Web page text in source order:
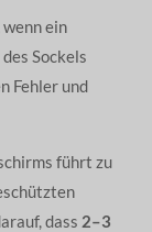
ein
Sockels
Fehler und
führt zu
dass 2–3